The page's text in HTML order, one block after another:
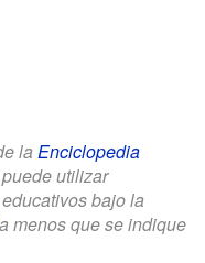
la Enciclopedia
utilizar
bajo la
a menos que se indique